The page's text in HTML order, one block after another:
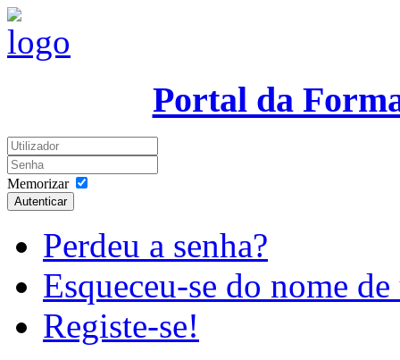
Portal da
Memorizar
Autenticar
Perdeu a senha?
Esqueceu-se do nome
Registe-se!